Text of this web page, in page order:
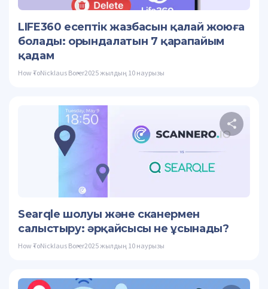
Twitter
LIFE360 есептік жазбасын қалай жоюға
болады: орындалатын 7 қарапайым
қадам
How ToNicklaus Borer2025 жылдың 10 наурызы
Searqle шолуы және сканермен
салыстыру: әрқайсысы не ұсынады?
How ToNicklaus Borer2025 жылдың 10 наурызы